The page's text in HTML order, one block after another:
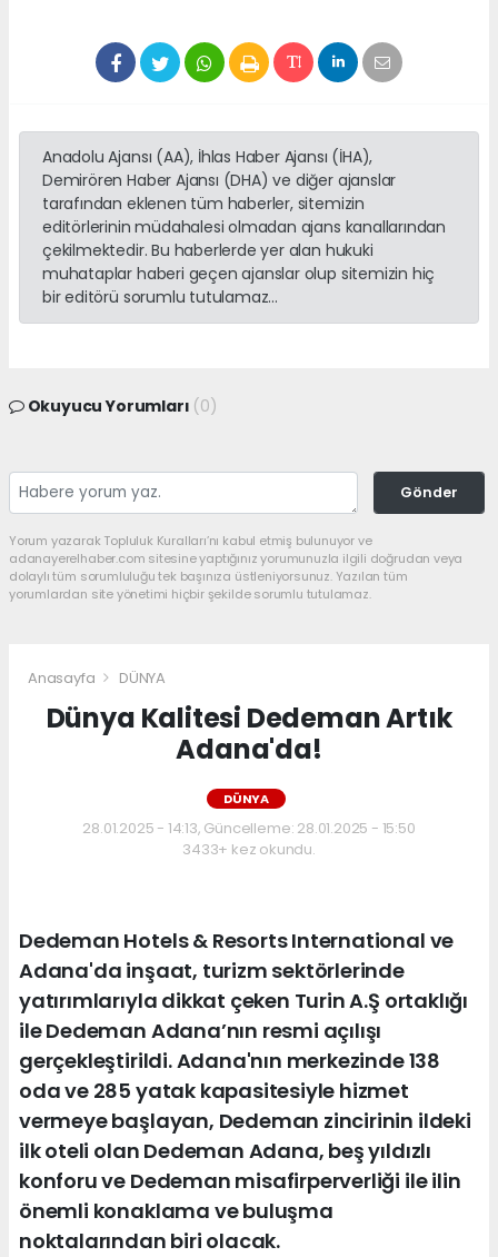
Anadolu Ajansı (AA), İhlas Haber Ajansı (İHA),
Demirören Haber Ajansı (DHA) ve diğer ajanslar
tarafından eklenen tüm haberler, sitemizin
editörlerinin müdahalesi olmadan ajans kanallarından
çekilmektedir. Bu haberlerde yer alan hukuki
muhataplar haberi geçen ajanslar olup sitemizin hiç
bir editörü sorumlu tutulamaz...
Okuyucu Yorumları (0)
Gönder
Yorum yazarak Topluluk Kuralları’nı kabul etmiş bulunuyor ve
adanayerelhaber.com sitesine yaptığınız yorumunuzla ilgili doğrudan veya
dolaylı tüm sorumluluğu tek başınıza üstleniyorsunuz. Yazılan tüm
yorumlardan site yönetimi hiçbir şekilde sorumlu tutulamaz.
Anasayfa DÜNYA
Dünya Kalitesi Dedeman Artık
Adana'da!
DÜNYA
28.01.2025 - 14:13, Güncelleme: 28.01.2025 - 15:50
3433+ kez okundu.
Dedeman Hotels & Resorts International ve
Adana'da inşaat, turizm sektörlerinde
yatırımlarıyla dikkat çeken Turin A.Ş ortaklığı
ile Dedeman Adana’nın resmi açılışı
gerçekleştirildi. Adana'nın merkezinde 138
oda ve 285 yatak kapasitesiyle hizmet
vermeye başlayan, Dedeman zincirinin ildeki
ilk oteli olan Dedeman Adana, beş yıldızlı
konforu ve Dedeman misafirperverliği ile ilin
önemli konaklama ve buluşma
noktalarından biri olacak.